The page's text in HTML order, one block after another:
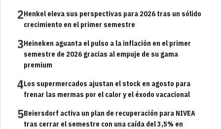
2Henkel eleva sus perspectivas para 2026 tras un sólido
crecimiento en el primer semestre
3Heineken aguanta el pulso a la inflación en el primer
semestre de 2026 gracias al empuje de su gama
premium
4Los supermercados ajustan el stock en agosto para
frenar las mermas por el calor y el éxodo vacacional
5Beiersdorf activa un plan de recuperación para NIVEA
tras cerrar el semestre con una caída del 3,5% en